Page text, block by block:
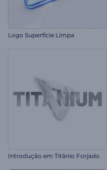
Logo Superfície Limpa
Introdução em Titânio Forjado